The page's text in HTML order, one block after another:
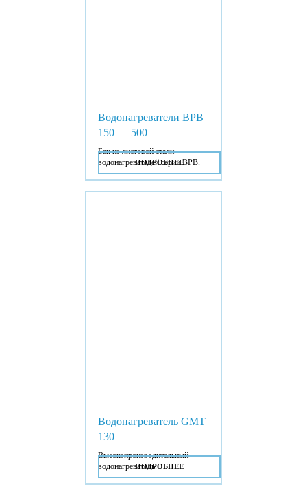
Водонагреватели BPB
150 — 500
Бак из листовой стали
водонагревателей серии BPB.
ПОДРОБНЕЕ
Водонагреватель GMT
130
Высокопроизводительный
водонагреватель.ПОДРОБНЕЕ